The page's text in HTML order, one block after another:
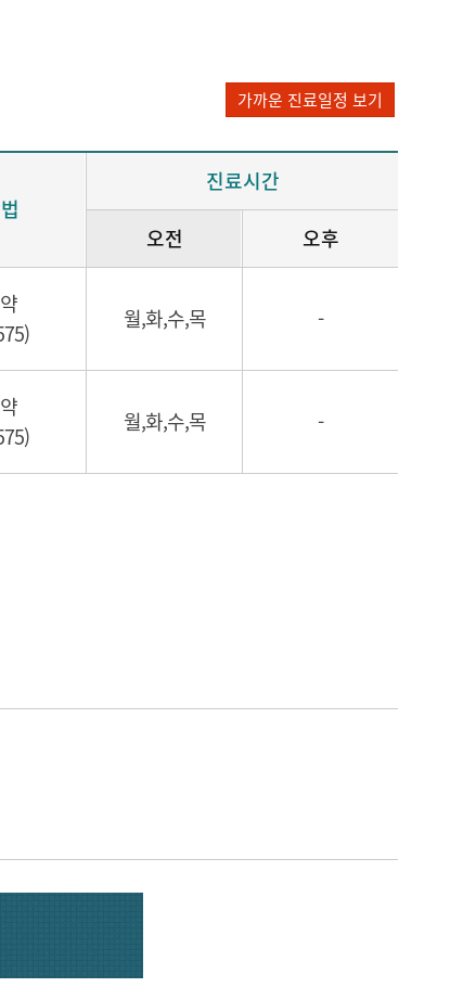
가까운 진료일정 보기
진료시간
오전
오후
월,화,수,목 -
월,화,수,목 -